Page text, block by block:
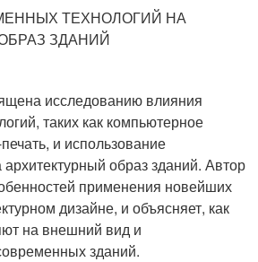
ТЕХНОЛОГИЙ НА
ЗДАНИЙ
исследованию влияния
таких как компьютерное
и использование
образ зданий. Автор
применения новейших
дизайне, и объясняет, как
на внешний вид и
зданий.